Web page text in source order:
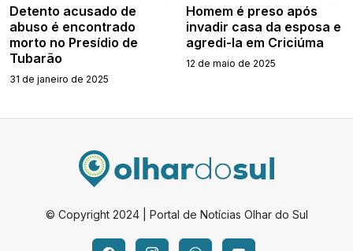
Detento acusado de
abuso é encontrado
morto no Presídio de
Tubarão
31 de janeiro de 2025
Homem é preso após
invadir casa da esposa e
agredi-la em Criciúma
12 de maio de 2025
© Copyright 2024 | Portal de Notícias Olhar do Sul